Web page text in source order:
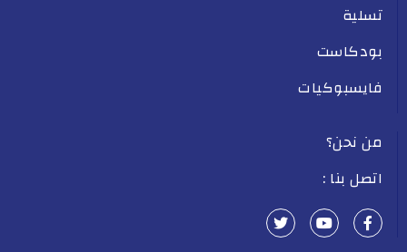
تسلية
بودكاست
فايسبوكيات
من نحن؟
اتصل بنا :